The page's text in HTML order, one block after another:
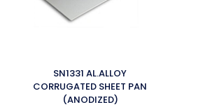
SN1331 AL.ALLOY
CORRUGATED SHEET PAN
(ANODIZED)